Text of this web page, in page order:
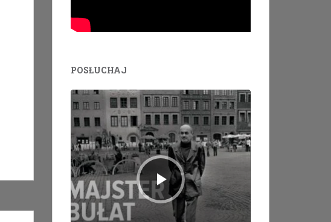
POSŁUCHAJ
Odtwarzacz
plików
dźwiękowych